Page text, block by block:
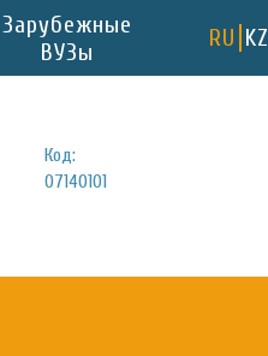
Зарубежные
ВУЗы
RU KZ
Код:
07140101